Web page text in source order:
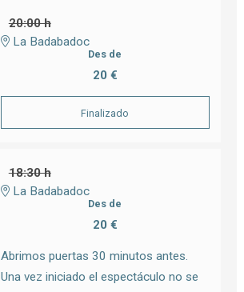
20:00 h
La Badabadoc
Des de
20 €
Finalizado
18:30 h
La Badabadoc
Des de
20 €
Abrimos puertas 30 minutos antes.
Una vez iniciado el espectáculo no se